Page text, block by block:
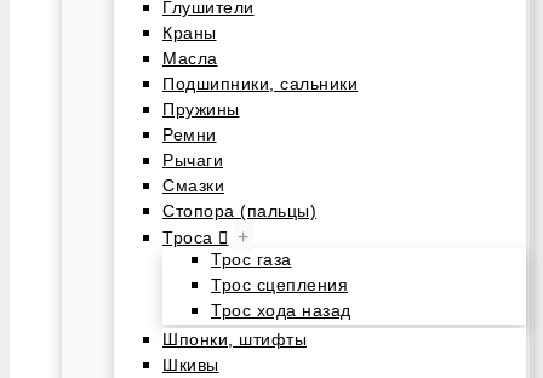
Глушители
Краны
Масла
Подшипники, сальники
Пружины
Ремни
Рычаги
Смазки
Стопора (пальцы)
Троса
+
Трос газа
Трос сцепления
Трос хода назад
Шпонки, штифты
Шкивы